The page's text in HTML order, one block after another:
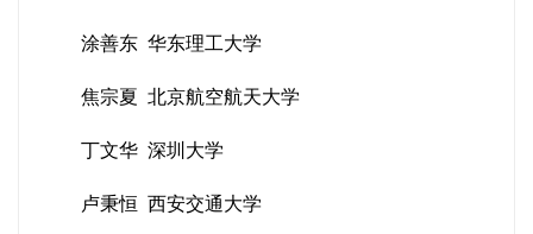
涂善东 华东理工大学
焦宗夏 北京航空航天大学
丁文华 深圳大学
卢秉恒 西安交通大学